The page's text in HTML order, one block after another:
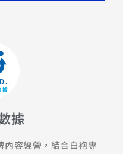
據
內容經營，結合白袍專